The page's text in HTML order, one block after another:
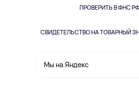
ПРОВЕРИТЬ В ФНС РФ
СВИДЕТЕЛЬСТВО НА ТОВАРНЫЙ
Мы на Яндекс
Одежда и аксессуары